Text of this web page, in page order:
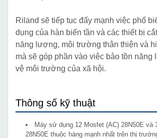
Riland sẽ tiếp tục đẩy mạnh việc phổ
dụng của hàn biến tần và các thiết bị
năng lượng, môi trường thân thiện và
mà sẽ góp phần vào việc bảo tồn năng
vệ môi trường của xã hội.
Thông số kỹ thuật
Máy sử dụng 12 Mosfet (AC) 28N50E và
28N50E thuộc hàng mạnh nhất trên thị